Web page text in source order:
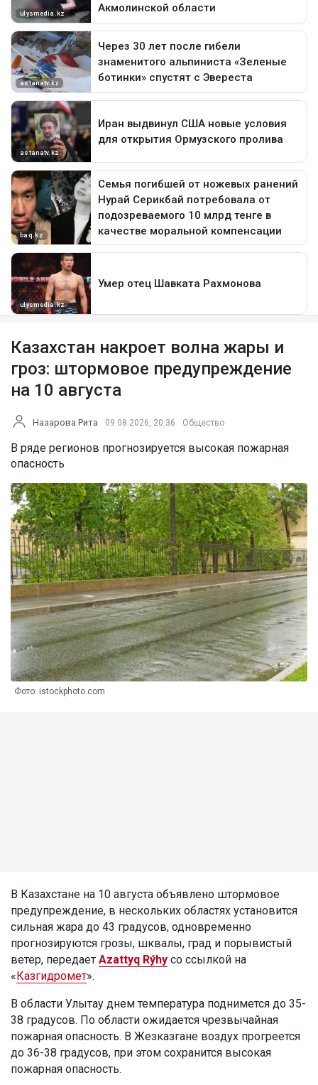
Казахстан накроет волна жары и
гроз: штормовое предупреждение
на 10 августа
Назарова Рита 09.08.2026, 20:36 Общество
В ряде регионов прогнозируется высокая пожарная
опасность
Фото: istockphoto.com
В Казахстане на 10 августа объявлено штормовое
предупреждение, в нескольких областях установится
сильная жара до 43 градусов, одновременно
прогнозируются грозы, шквалы, град и порывистый
ветер, передает Azattyq Rýhy со ссылкой на
«Казгидромет».
В области Улытау днем температура поднимется до 35-
38 градусов. По области ожидается чрезвычайная
пожарная опасность. В Жезказгане воздух прогреется
до 36-38 градусов, при этом сохранится высокая
пожарная опасность.